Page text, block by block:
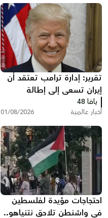
تقرير: إدارة ترامب تعتقد أن
إيران تسعى إلى إطالة
المفاوضات ودول خليجية
تدعو إلى تصعيد أمريكي
يافا 48
أخبار عالمية 01/08/2026
احتجاجات مؤيدة لفلسطين
في واشنطن تلاحق نتنياهو..